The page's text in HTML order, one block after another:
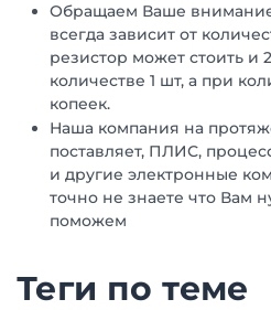
Обращаем Ваше
всегда зависит от
резистор может стоить и
количестве 1 шт, а при
копеек.
Наша компания на
поставляет, ПЛИС,
и другие электронные
точно не знаете что Вам
поможем
Теги по теме